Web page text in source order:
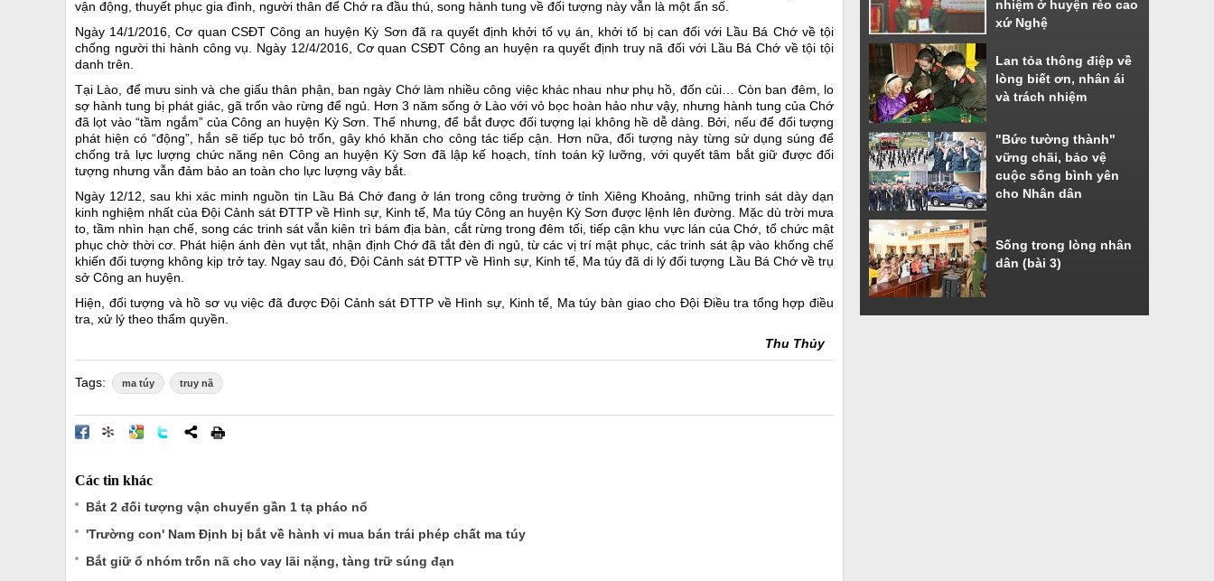
vận động, thuyết phục gia đình, người thân để Chớ ra đầu thú, song hành tung về đối tượng này vẫn là một ẩn số.
Ngày 14/1/2016, Cơ quan CSĐT Công an huyện Kỳ Sơn đã ra quyết định khởi tố vụ án, khởi tố bị can đối với Lầu Bá Chớ về tội
chống người thi hành công vụ. Ngày 12/4/2016, Cơ quan CSĐT Công an huyện ra quyết định truy nã đối với Lầu Bá Chớ về tội tội
danh trên.
Tại Lào, để mưu sinh và che giấu thân phận, ban ngày Chớ làm nhiều công việc khác nhau như phụ hồ, đốn củi… Còn ban đêm, lo
sợ hành tung bị phát giác, gã trốn vào rừng để ngủ. Hơn 3 năm sống ở Lào với vỏ bọc hoàn hảo như vậy, nhưng hành tung của Chớ
đã lọt vào “tầm ngắm” của Công an huyện Kỳ Sơn. Thế nhưng, để bắt được đối tượng lại không hề dễ dàng. Bởi, nếu để đối tượng
phát hiện có “động”, hắn sẽ tiếp tục bỏ trốn, gây khó khăn cho công tác tiếp cận. Hơn nữa, đối tượng này từng sử dụng súng để
chống trả lực lượng chức năng nên Công an huyện Kỳ Sơn đã lập kế hoạch, tính toán kỹ lưỡng, với quyết tâm bắt giữ được đối
tượng nhưng vẫn đảm bảo an toàn cho lực lượng vây bắt.
Ngày 12/12, sau khi xác minh nguồn tin Lầu Bá Chớ đang ở lán trong công trường ở tỉnh Xiêng Khoảng, những trinh sát dày dạn
kinh nghiệm nhất của Đội Cảnh sát ĐTTP về Hình sự, Kinh tế, Ma túy Công an huyện Kỳ Sơn được lệnh lên đường. Mặc dù trời mưa
to, tầm nhìn hạn chế, song các trinh sát vẫn kiên trì bám địa bàn, cắt rừng trong đêm tối, tiếp cận khu vực lán của Chớ, tổ chức mật
phục chờ thời cơ. Phát hiện ánh đèn vụt tắt, nhận định Chớ đã tắt đèn đi ngủ, từ các vị trí mật phục, các trinh sát ập vào khống chế
khiến đối tượng không kịp trở tay. Ngay sau đó, Đội Cảnh sát ĐTTP về Hình sự, Kinh tế, Ma túy đã di lý đối tượng Lầu Bá Chớ về trụ
sở Công an huyện.
Hiện, đối tượng và hồ sơ vụ việc đã được Đội Cảnh sát ĐTTP về Hình sự, Kinh tế, Ma túy bàn giao cho Đội Điều tra tổng hợp điều
tra, xử lý theo thẩm quyền.
Thu Thủy
Tags: ma túy truy nã
Các tin khác
Bắt 2 đối tượng vận chuyển gần 1 tạ pháo nổ
'Trường con' Nam Định bị bắt về hành vi mua bán trái phép chất ma túy
Bắt giữ ổ nhóm trốn nã cho vay lãi nặng, tàng trữ súng đạn
nhiệm ở huyện rẻo cao
xứ Nghệ
Lan tỏa thông điệp về
lòng biết ơn, nhân ái
và trách nhiệm
"Bức tường thành"
vững chãi, bảo vệ
cuộc sống bình yên
cho Nhân dân
Sống trong lòng nhân
dân (bài 3)